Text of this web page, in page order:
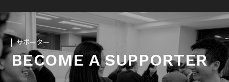
サポーター
BECOME A SUPPORTER